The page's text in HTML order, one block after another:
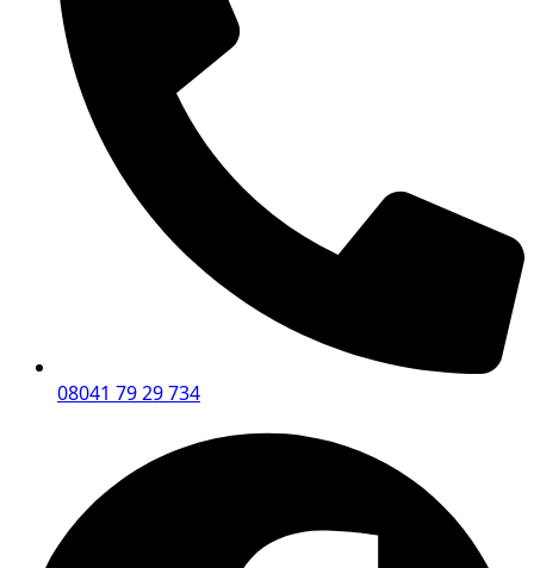
08041 79 29 734